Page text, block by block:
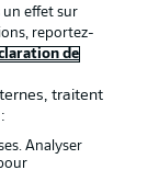
préférences
un effet sur
reportez-
de
traitent
Analyser